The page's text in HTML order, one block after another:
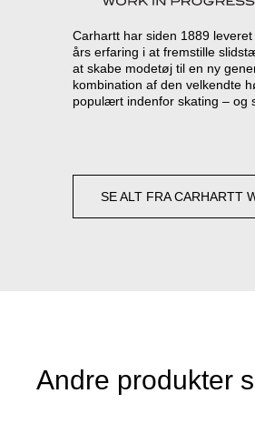
Carhartt har siden 1889
års erfaring i at fremstille
at skabe modetøj til en ny
kombination af den velkendte
populært indenfor skating – og
SE ALT FRA CARHARTT
Andre produkter